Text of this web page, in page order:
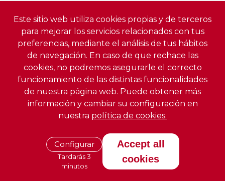
Este sitio web utiliza cookies propias y de terceros
para mejorar los servicios relacionados con tus
preferencias, mediante el análisis de tus hábitos
de navegación. En caso de que rechace las
cookies, no podremos asegurarle el correcto
funcionamiento de las distintas funcionalidades
de nuestra página web. Puede obtener más
información y cambiar su configuración en
nuestra política de cookies.
Configurar
Tardarás 3
minutos
Accept all
cookies